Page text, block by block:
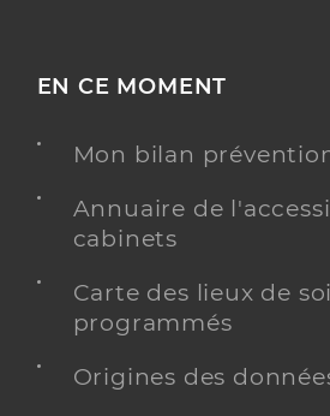
EN CE MOMENT
Mon bilan
Annuaire de
cabinets
Carte des lieux de
programmés
Origines des